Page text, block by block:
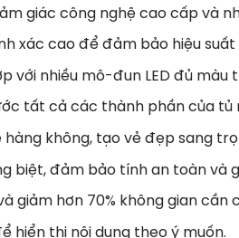
giác công nghệ cao cấp và
xác cao để đảm bảo hiệu suất
với nhiều mô-đun LED đủ
tất cả các thành phần của tủ
không, tạo vẻ đẹp sang
biệt, đảm bảo tính an toàn và
giảm hơn 70% không gian cần
hiển thị nội dung theo ý muốn.